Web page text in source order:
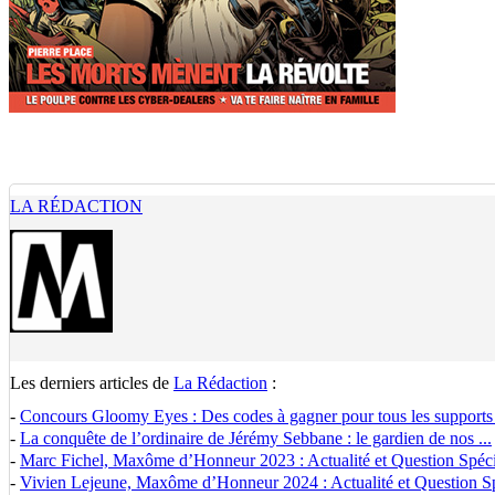
LA RÉDACTION
Les derniers articles de La Rédaction :
- Concours Gloomy Eyes : Des codes à gagner pour tous les
- La conquête de l’ordinaire de Jérémy Sebbane : le gardien de nos ...
- Marc Fichel, Maxôme d’Honneur 2023 : Actualité et Question
- Vivien Lejeune, Maxôme d’Honneur 2024 : Actualité et Question